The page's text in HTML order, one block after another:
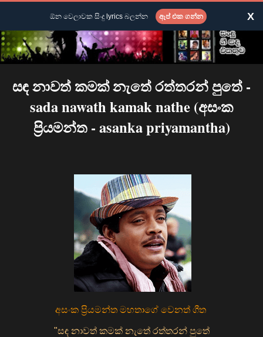
සඳ නාවත් කමක් නැතේ රත්තරන් පුතේ -
sada nawath kamak nathe (අසංක
ප්‍රියමන්ත - asanka priyamantha)
අසංක ප්‍රියමන්ත මහතාගේ වෙනත් ගීත
"සඳ නාවත් කමක් නැතේ රත්තරන් පුතේ
ඕන වෙලාවක සිංදු lyrics බලන්න ඇප් එක ගන්න X